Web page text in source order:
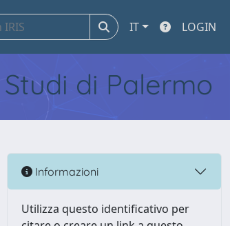
IT LOGIN
di Palermo
Informazioni
Utilizza questo identificativo per